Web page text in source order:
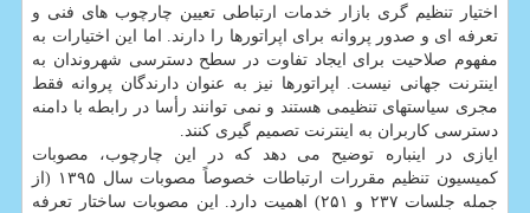
اختیار تنظیم گری بازار خدمات ارتباطی تعیین چارچوب های فنی و
تعرفه ای و صدور پروانه برای اپراتورها را دارند. اما این اختیارات به
مفهوم صلاحیت برای ایجاد تفاوت در سطح دسترسی شهروندان به
اینترنت جهانی نیست. اپراتورها نیز به عنوان دارندگان پروانه فقط
مجری سیاستهای تنظیمی هستند و نمی توانند رأسا در رابطه با دامنه
دسترسی کاربران به اینترنت تصمیم گیری کنند.
ایازی در اینباره توضیح می دهد که در این چارچوب، مصوبات
کمیسیون تنظیم مقررات ارتباطات خصوصاً مصوبات سال ۱۳۹۵ (از
جمله جلسات ۲۳۷ و ۲۵۱) اهمیت دارد. این مصوبات ساختار تعرفه